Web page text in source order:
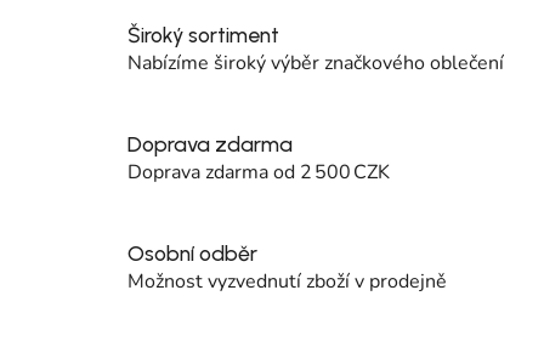
Široký sortiment
Nabízíme široký výběr značkového oblečení
Doprava zdarma
Doprava zdarma od 2 500 CZK
Osobní odběr
Možnost vyzvednutí zboží v prodejně